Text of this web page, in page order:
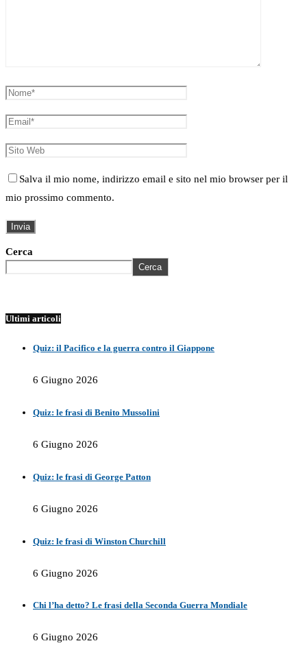
Salva il mio nome, indirizzo email e sito nel mio browser per il
mio prossimo commento.
Cerca
Cerca
Ultimi articoli
Quiz: il Pacifico e la guerra contro il Giappone
6 Giugno 2026
Quiz: le frasi di Benito Mussolini
6 Giugno 2026
Quiz: le frasi di George Patton
6 Giugno 2026
Quiz: le frasi di Winston Churchill
6 Giugno 2026
Chi l’ha detto? Le frasi della Seconda Guerra Mondiale
6 Giugno 2026